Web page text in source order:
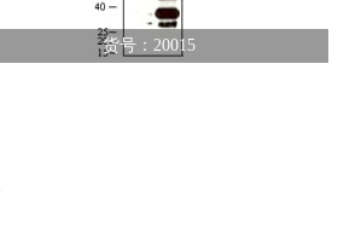
货号：20015